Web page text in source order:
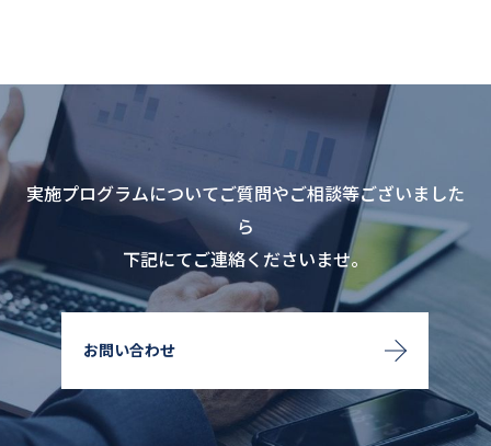
実施プログラムについてご質問やご相談等ございました
ら
下記にてご連絡くださいませ。
お問い合わせ